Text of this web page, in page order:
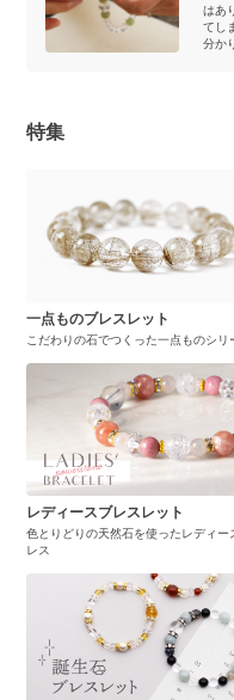
はあ
てし
分か
特集
一点ものブレスレット
こだわりの石でつくった一点ものシリ
レディースブレスレット
色とりどりの天然石を使ったレディー
レス